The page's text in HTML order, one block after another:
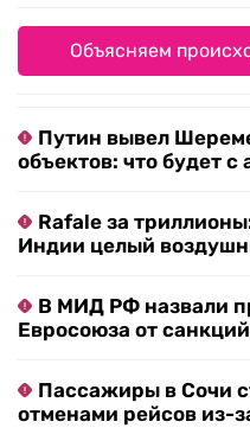
Объясняем
Путин вывел
объектов: что будет с
Rafale за
Индии целый
В МИД РФ назвали
Евросоюза от
Пассажиры в Сочи
отменами рейсов из-